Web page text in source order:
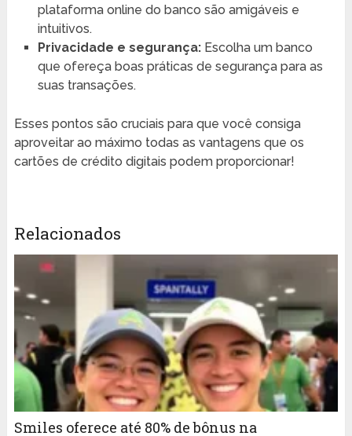
plataforma online do banco são amigáveis e
intuitivos.
Privacidade e segurança:Escolha um banco
que ofereça boas práticas de segurança para as
suas transações.
Esses pontos são cruciais para que você consiga
aproveitar ao máximo todas as vantagens que os
cartões de crédito digitais podem proporcionar!
Relacionados
Smiles oferece até 80% de bônus na